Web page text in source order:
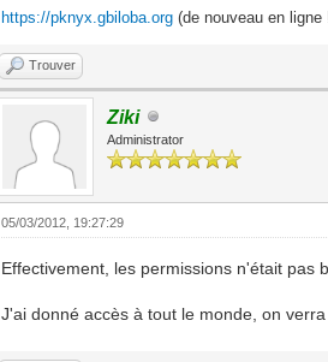
https://pknyx.gbiloba.org (de nouveau en ligne
Trouver
Ziki
Administrator
05/03/2012, 19:27:29
Effectivement, les permissions n'était pas
J'ai donné accès à tout le monde, on